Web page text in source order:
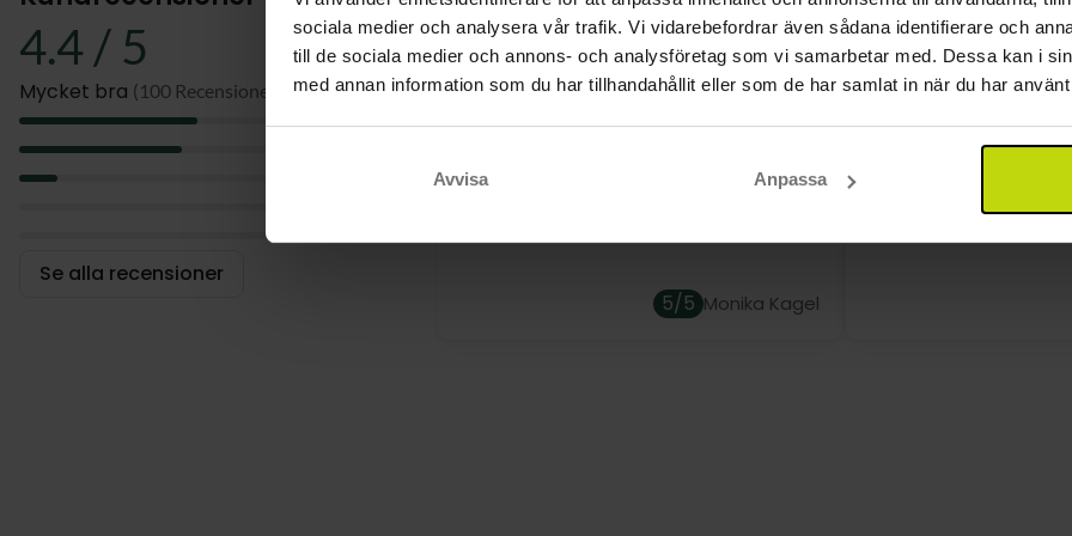
sociala medier och analysera vår trafik. Vi vidarebefordrar även sådana identifierare och
till de sociala medier och annons- och analysföretag som vi samarbetar med. Dessa kan i
med annan information som du har tillhandahållit eller som de har samlat in när du har
Avvisa Anpassa
Hotellet har 28 rum, som samtliga har sin egna individuella stil.
telefon och minibar. Det finns möjligt att beställa både enkel- och
4.4 / 5
Mycket bra (100 Recensioner)
5
1
Se alla recensioner
åka dit igen och igen. Frukost och
5/5 Monika Kagel
Alla är mycket